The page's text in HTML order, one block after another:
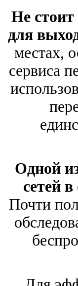
Не стоит
для
местах,
сервиса
Одной
сетей
Почти